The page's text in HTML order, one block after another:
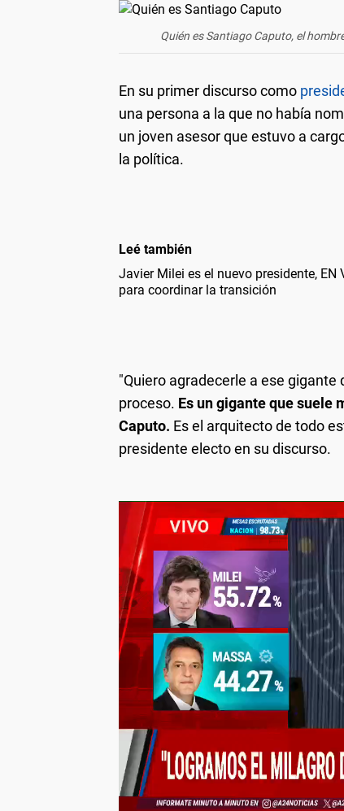
Quién es Santiago Caputo, el
En su primer discurso como
una persona a la que no había
un joven asesor que estuvo a
la política.
Leé también
Javier Milei es el nuevo presidente,
para coordinar la transición
"Quiero agradecerle a ese
proceso. Es un gigante que suele
Caputo. Es el arquitecto de todo
presidente electoen su discurso.